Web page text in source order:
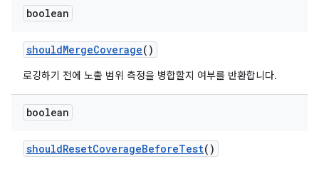
boolean
shouldMergeCoverage()
로깅하기 전에 노출 범위 측정을 병합할지 여부를 반환합니다.
boolean
shouldResetCoverageBeforeTest()